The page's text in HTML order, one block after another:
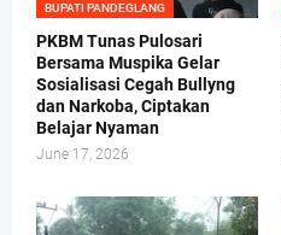
BUPATI PANDEGLANG
PKBM Tunas Pulosari
Bersama Muspika Gelar
Sosialisasi Cegah Bullyng
dan Narkoba, Ciptakan
Belajar Nyaman
June 17, 2026